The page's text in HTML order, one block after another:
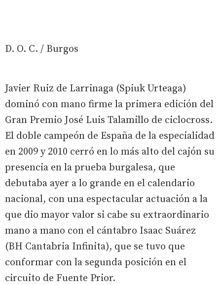
D. O. C. / Burgos
Javier Ruiz de Larrinaga (Spiuk Urteaga)
dominó con mano firme la primera edición del
Gran Premio José Luis Talamillo de ciclocross.
El doble campeón de España de la especialidad
en 2009 y 2010 cerró en lo más alto del cajón su
presencia en la prueba burgalesa, que
debutaba ayer a lo grande en el calendario
nacional, con una espectacular actuación a la
que dio mayor valor si cabe su extraordinario
mano a mano con el cántabro Isaac Suárez
(BH Cantabria Infinita), que se tuvo que
conformar con la segunda posición en el
circuito de Fuente Prior.